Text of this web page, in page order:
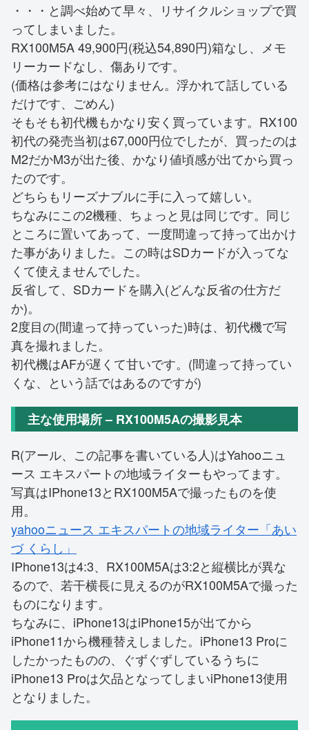
・・・と調べ始めて早々、リサイクルショップで買
ってしまいました。
RX100M5A 49,900円(税込54,890円)箱なし、メモ
リーカードなし、傷ありです。
(価格は参考にはなりません。浮かれて話している
だけです、ごめん)
そもそも初代機もかなり安く買っています。RX100
初代の発売当初は67,000円位でしたが、買ったのは
M2だかM3が出た後、かなり値頃感が出てから買っ
たのです。
どちらもリーズナブルに手に入って嬉しい。
ちなみにこの2機種、ちょっと見は同じです。同じ
ところに置いてあって、一度間違って持って出かけ
た事がありました。この時はSDカードが入ってな
くて使えませんでした。
反省して、SDカードを購入(どんな反省の仕方だ
か)。
2度目の(間違って持っていった)時は、初代機で写
真を撮れました。
初代機はAFが遅くて甘いです。(間違って持ってい
くな、という話ではあるのですが)
主な使用場所 – RX100M5Aの撮影見本
R(アール、この記事を書いている人)はYahooニュ
ース エキスパートの地域ライターもやってます。
写真はIPhone13とRX100M5Aで撮ったものを使
用。
yahooニュース エキスパートの地域ライター「あい
づ くらし」
IPhone13は4:3、RX100M5Aは3:2と縦横比が異な
るので、若干横長に見えるのがRX100M5Aで撮った
ものになります。
ちなみに、iPhone13はiPhone15が出てから
iPhone11から機種替えしました。iPhone13 Proに
したかったものの、ぐずぐずしているうちに
iPhone13 Proは欠品となってしまいiPhone13使用
となりました。